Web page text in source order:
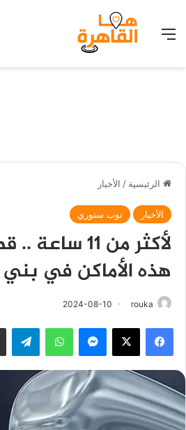
القائمة
الرئيسية / الأخبار
الأخبار توب ستوري
لأكثر من 11
هذه الأماكن في
rouka
2024-08-10
فيسبوك ‫X ماسنجر واتساب